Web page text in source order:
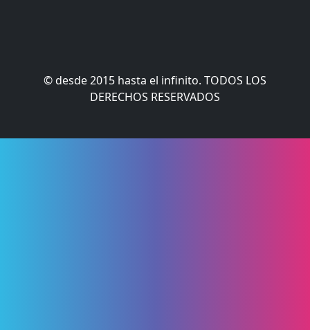
© desde 2015 hasta el infinito. TODOS LOS
DERECHOS RESERVADOS